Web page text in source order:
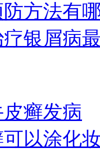
方法有
银屑病
癣发病
以涂化